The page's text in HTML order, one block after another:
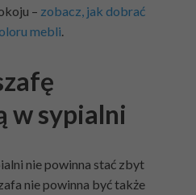
– zobacz, jak dobrać
mebli.
w sypialni
nie powinna stać zbyt
nie powinna być także